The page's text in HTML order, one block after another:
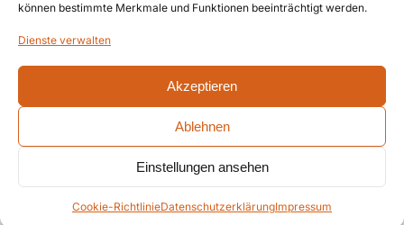
können bestimmte Merkmale und Funktionen beeinträchtigt werden.
Dienste verwalten
Akzeptieren
Ablehnen
Einstellungen ansehen
Cookie-RichtlinieDatenschutzerklärungImpressum
Methodisch: jede Schraube ihre Tüte, jede Verkleidung ihr
Die alte Seitenverkleidung wird als Schablone
aufbewahrt — die neue soll später per CNC
oder CO2-Cutter geschnitten werden.